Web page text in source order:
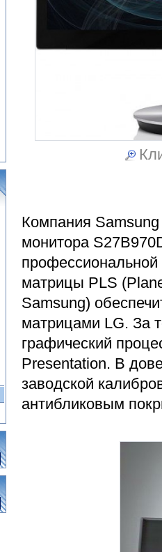
Компания
монитора
матрицы PLS
Samsung)
матрицами LG. За
графический
Presentation. В
заводской
антибликовым